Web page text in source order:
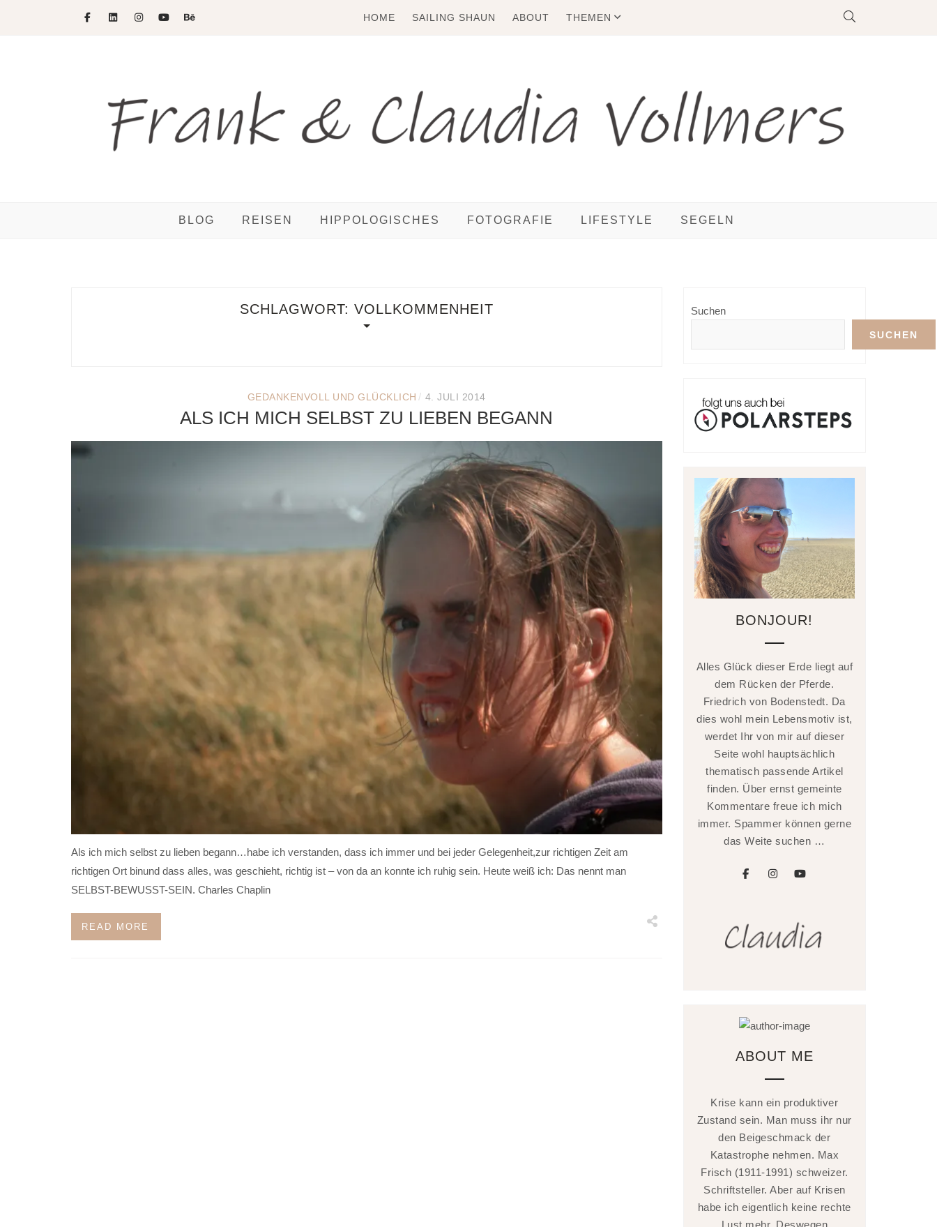
HOME SAILING SHAUN ABOUT THEMEN
BLOG REISEN HIPPOLOGISCHES FOTOGRAFIE LIFESTYLE SEGELN
SCHLAGWORT: VOLLKOMMENHEIT
GEDANKENVOLL UND GLÜCKLICH / 4. JULI 2014
ALS ICH MICH SELBST ZU LIEBEN BEGANN
Als ich mich selbst zu lieben begann…habe ich verstanden, dass ich immer und bei jeder Gelegenheit,zur richtigen Zeit am
richtigen Ort binund dass alles, was geschieht, richtig ist – von da an konnte ich ruhig sein. Heute weiß ich: Das nennt man
SELBST-BEWUSST-SEIN. Charles Chaplin
READ MORE
Suchen
SUCHEN
BONJOUR!
Alles Glück dieser Erde liegt auf
dem Rücken der Pferde.
Friedrich von Bodenstedt. Da
dies wohl mein Lebensmotiv ist,
werdet Ihr von mir auf dieser
Seite wohl hauptsächlich
thematisch passende Artikel
finden. Über ernst gemeinte
Kommentare freue ich mich
immer. Spammer können gerne
das Weite suchen …
ABOUT ME
Krise kann ein produktiver
Zustand sein. Man muss ihr nur
den Beigeschmack der
Katastrophe nehmen. Max
Frisch (1911-1991) schweizer.
Schriftsteller. Aber auf Krisen
habe ich eigentlich keine rechte
Lust mehr. Deswegen